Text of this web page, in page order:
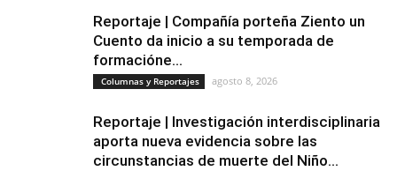
Reportaje | Compañía porteña Ziento un
Cuento da inicio a su temporada de
formacióne...
Columnas y Reportajes agosto 8, 2026
Reportaje | Investigación interdisciplinaria
aporta nueva evidencia sobre las
circunstancias de muerte del Niño...